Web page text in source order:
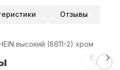
Отзывы
высокий (8611-2) хром